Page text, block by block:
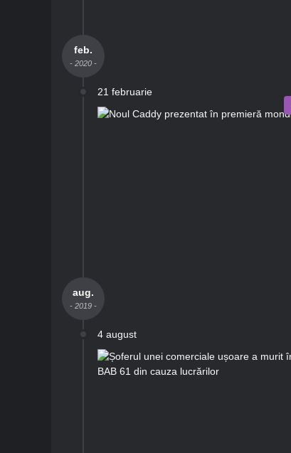
feb.
- 2020 -
21 februarie
aug.
- 2019 -
4 august